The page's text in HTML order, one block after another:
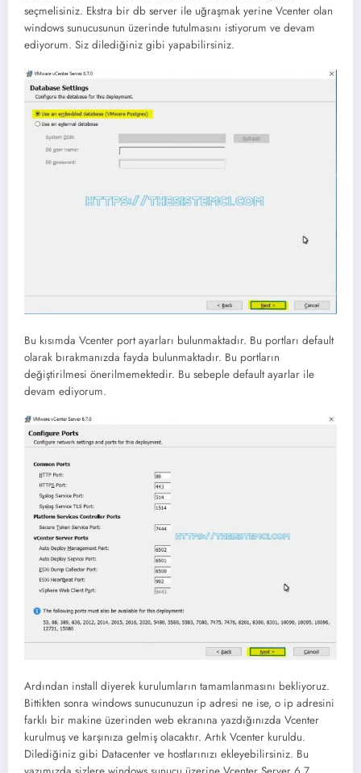
seçmelisiniz. Ekstra bir db server ile uğraşmak yerine Vcenter olan
windows sunucusunun üzerinde tutulmasını istiyorum ve devam
ediyorum. Siz dilediğiniz gibi yapabilirsiniz.
Bu kısımda Vcenter port ayarları bulunmaktadır. Bu portları default
olarak bırakmanızda fayda bulunmaktadır. Bu portların
değiştirilmesi önerilmemektedir. Bu sebeple default ayarlar ile
devam ediyorum.
Ardından install diyerek kurulumların tamamlanmasını bekliyoruz.
Bittikten sonra windows sunucunuzun ip adresi ne ise, o ip adresini
farklı bir makine üzerinden web ekranına yazdığınızda Vcenter
kurulmuş ve karşınıza gelmiş olacaktır. Artık Vcenter kuruldu.
Dilediğiniz gibi Datacenter ve hostlarınızı ekleyebilirsiniz. Bu